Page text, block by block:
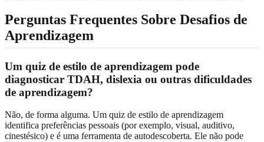
Perguntas Frequentes Sobre Desafios de
Aprendizagem
Um quiz de estilo de aprendizagem pode
diagnosticar TDAH, dislexia ou outras dificuldades
de aprendizagem?
Não, de forma alguma. Um quiz de estilo de aprendizagem
identifica preferências pessoais (por exemplo, visual, auditivo,
cinestésico) e é uma ferramenta de autodescoberta. Ele não pode